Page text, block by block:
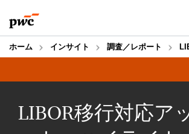
to
content
to
footer
ホーム インサイト 調査／レポート
LIBOR移行対応ア